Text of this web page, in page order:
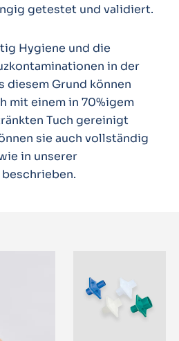
getestet und validiert.
Hygiene und die
in der
diesem Grund können
mit einem in 70%igem
Tuch gereinigt
sie auch vollständig
in unserer